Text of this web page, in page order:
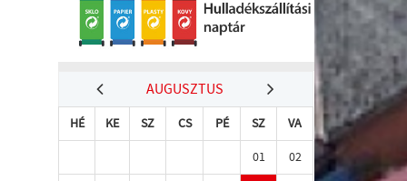
AUGUSZTUS
HÉ KE SZ CS PÉ SZ
VA
01
02